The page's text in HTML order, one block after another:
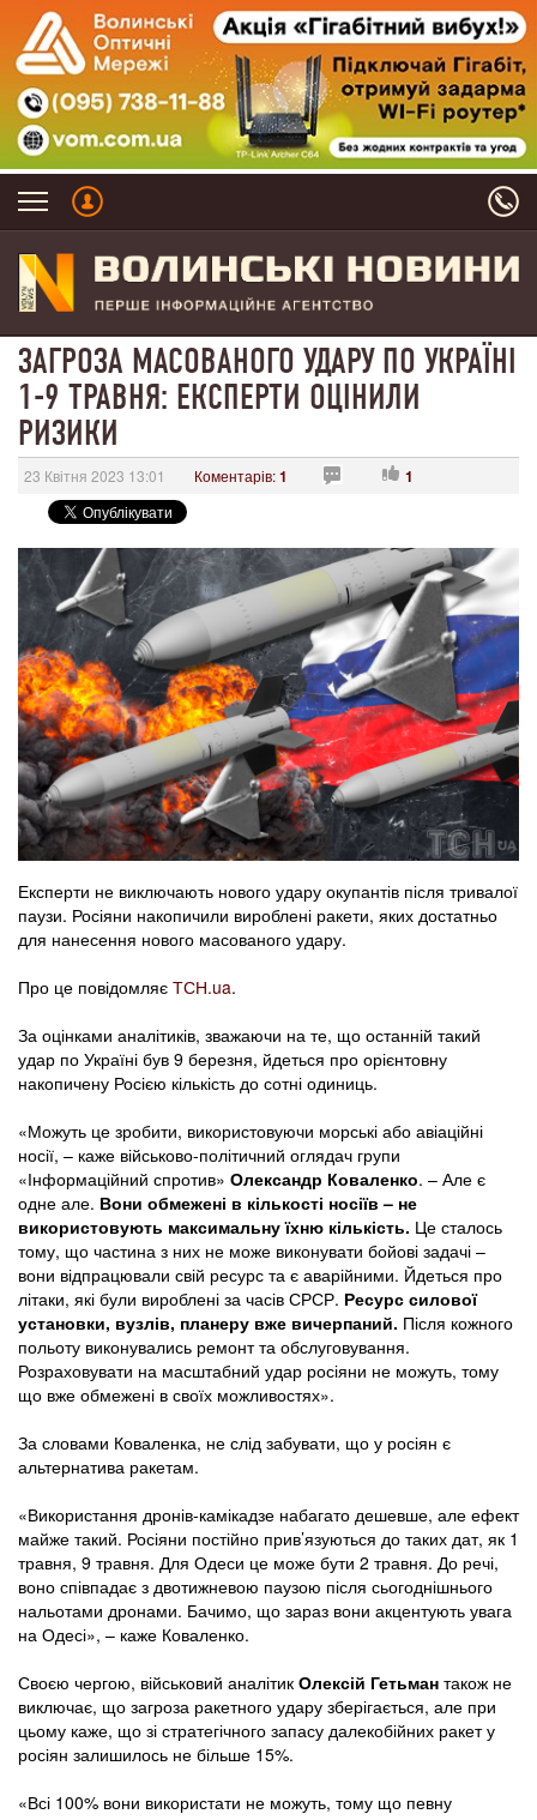
ЗАГРОЗА МАСОВАНОГО УДАРУ ПО УКРАЇНІ
1-9 ТРАВНЯ: ЕКСПЕРТИ ОЦІНИЛИ
РИЗИКИ
23 Квітня 2023 13:01 Коментарів:1 1
Експерти не виключають нового удару окупантів після тривалої
паузи. Росіяни накопичили вироблені ракети, яких достатньо
для нанесення нового масованого удару.
Про це повідомляє ТСН.ua.
За оцінками аналітиків, зважаючи на те, що останній такий
удар по Україні був 9 березня, йдеться про орієнтовну
накопичену Росією кількість до сотні одиниць.
«Можуть це зробити, використовуючи морські або авіаційні
носії, – каже військово-політичний оглядач групи
«Інформаційний спротив» Олександр Коваленко. – Але є
одне але. Вони обмежені в кількості носіїв – не
використовують максимальну їхню кількість. Це сталось
тому, що частина з них не може виконувати бойові задачі –
вони відпрацювали свій ресурс та є аварійними. Йдеться про
літаки, які були вироблені за часів СРСР. Ресурс силової
установки, вузлів, планеру вже вичерпаний. Після кожного
польоту виконувались ремонт та обслуговування.
Розраховувати на масштабний удар росіяни не можуть, тому
що вже обмежені в своїх можливостях».
За словами Коваленка, не слід забувати, що у росіян є
альтернатива ракетам.
«Використання дронів-камікадзе набагато дешевше, але ефект
майже такий. Росіяни постійно прив’язуються до таких дат, як 1
травня, 9 травня. Для Одеси це може бути 2 травня. До речі,
воно співпадає з двотижневою паузою після сьогоднішнього
нальотами дронами. Бачимо, що зараз вони акцентують увага
на Одесі», – каже Коваленко.
Своєю чергою, військовий аналітик Олексій Гетьман також не
виключає, що загроза ракетного удару зберігається, але при
цьому каже, що зі стратегічного запасу далекобійних ракет у
росіян залишилось не більше 15%.
«Всі 100% вони використати не можуть, тому що певну